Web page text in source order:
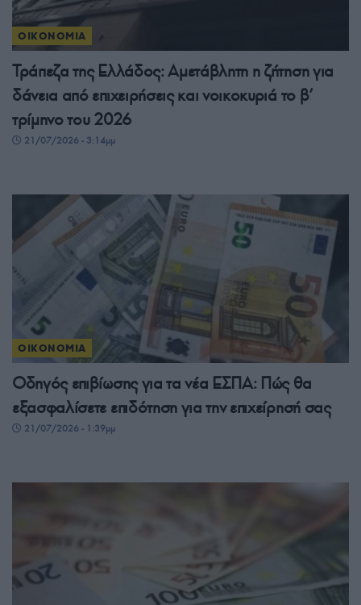
ΟΙΚΟΝΟΜΙΑ
Τράπεζα της Ελλάδος: Αμετάβλητη η ζήτηση για
δάνεια από επιχειρήσεις και νοικοκυριά το β’
τρίμηνο του 2026
21/07/2026 - 3:14μμ
ΟΙΚΟΝΟΜΙΑ
Οδηγός επιβίωσης για τα νέα ΕΣΠΑ: Πώς θα
εξασφαλίσετε επιδότηση για την επιχείρησή σας
21/07/2026 - 1:39μμ